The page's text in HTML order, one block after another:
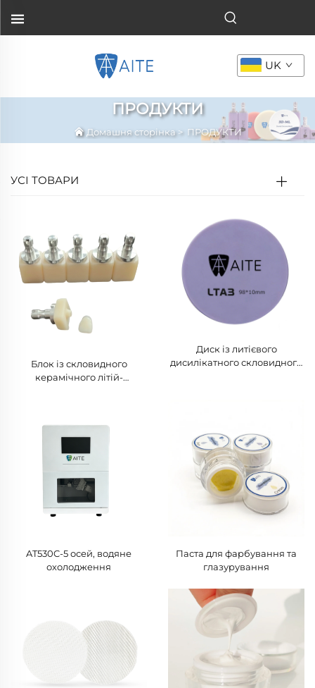
UK
ПРОДУКТИ
Домашня сторінка> ПРОДУКТИ
УСІ ТОВАРИ
Блок із скловидного
керамічного літій-
Диск із литієвого
дисилікатного скловидного
AT530C-5 осей, водяне
охолодження
Паста для фарбування та
глазурування